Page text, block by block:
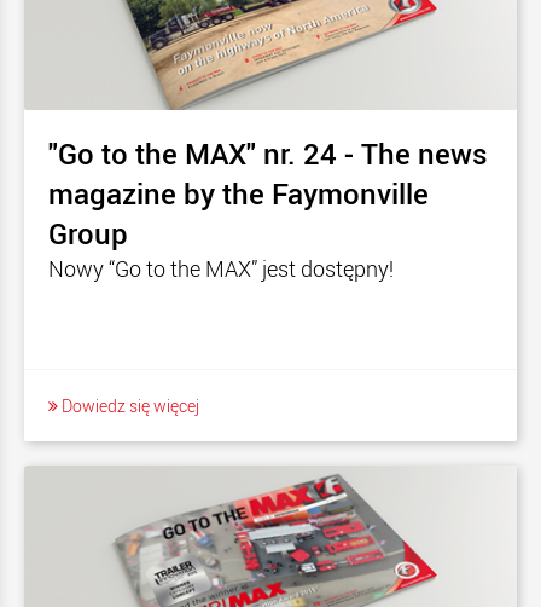
"Go to the MAX" nr. 24 - The news
magazine by the Faymonville
Group
Nowy “Go to the MAX” jest dostępny!
Dowiedz się więcej